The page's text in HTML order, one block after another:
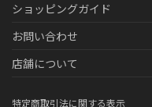
ショッピングガイド
お問い合わせ
店舗について
特定商取引法に関する表示